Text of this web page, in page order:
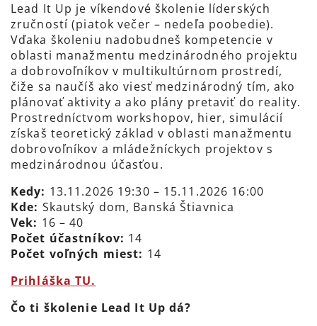
Lead It Up je víkendové školenie líderských
zručností (piatok večer – nedeľa poobedie).
Vďaka školeniu nadobudneš kompetencie v
oblasti manažmentu medzinárodného projektu
a dobrovoľníkov v multikultúrnom prostredí,
čiže sa naučíš ako viesť medzinárodný tím, ako
plánovať aktivity a ako plány pretaviť do reality.
Prostredníctvom workshopov, hier, simulácií
získaš teoretický základ v oblasti manažmentu
dobrovoľníkov a mládežníckych projektov s
medzinárodnou účasťou.
Kedy: 13.11.2026 19:30 – 15.11.2026 16:00
Kde: Skautský dom, Banská Štiavnica
Vek: 16 – 40
Počet účastníkov: 14
Počet voľných miest: 14
Prihláška TU.
Čo ti školenie Lead It Up dá?